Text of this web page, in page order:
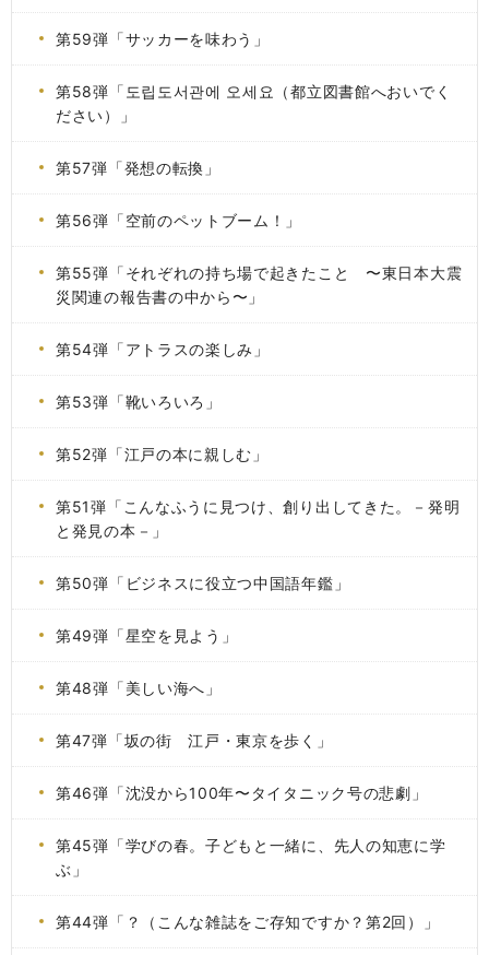
第59弾「サッカーを味わう」
第58弾「도립도서관에 오세요（都立図書館へおいでく
ださい）」
第57弾「発想の転換」
第56弾「空前のペットブーム！」
第55弾「それぞれの持ち場で起きたこと 〜東日本大震
災関連の報告書の中から〜」
第54弾「アトラスの楽しみ」
第53弾「靴いろいろ」
第52弾「江戸の本に親しむ」
第51弾「こんなふうに見つけ、創り出してきた。－発明
と発見の本－」
第50弾「ビジネスに役立つ中国語年鑑」
第49弾「星空を見よう」
第48弾「美しい海へ」
第47弾「坂の街 江戸・東京を歩く」
第46弾「沈没から100年〜タイタニック号の悲劇」
第45弾「学びの春。子どもと一緒に、先人の知恵に学
ぶ」
第44弾「？（こんな雑誌をご存知ですか？第2回）」